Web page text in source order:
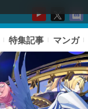
特集記事 マンガ